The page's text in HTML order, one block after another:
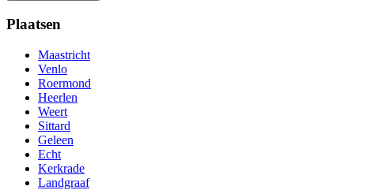
Plaatsen
Maastricht
Venlo
Roermond
Heerlen
Weert
Sittard
Geleen
Echt
Kerkrade
Landgraaf